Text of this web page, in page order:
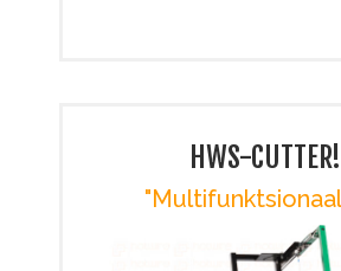
HWS-CUTTER!